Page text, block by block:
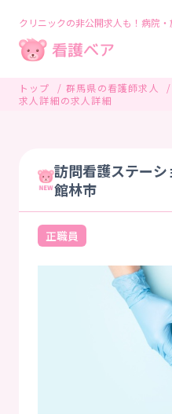
クリニックの非公開求人も！病院
トップ 群馬県の看護師求人
求人詳細の求人詳細
訪問看護ステー
館林市
正職員